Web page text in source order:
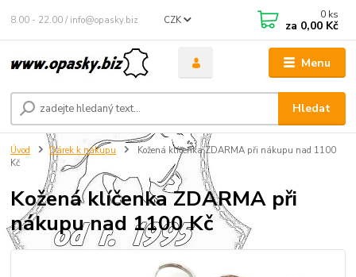
Menu
CZK
Hledat
8.00 - 22.00 / info@opasky.biz 0 ks
za 0,00 Kč
Úvod Dárek k nákupu
Kožená klíčenka ZDARMA při nákupu nad 1100
Kč
Kožená klíčenka ZDARMA při
nákupu nad 1100 Kč